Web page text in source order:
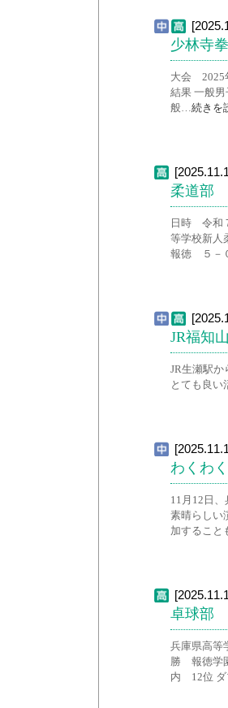
少林寺
大会 2025
結果 一般
般…続きを
柔道部
日時 令和
等学校新
報徳 ５
JR福知
JR生瀬駅か
とても良い
わくわ
11月12日
素晴らしい
加するこ
卓球部
兵庫県高
勝 報徳
内 12位